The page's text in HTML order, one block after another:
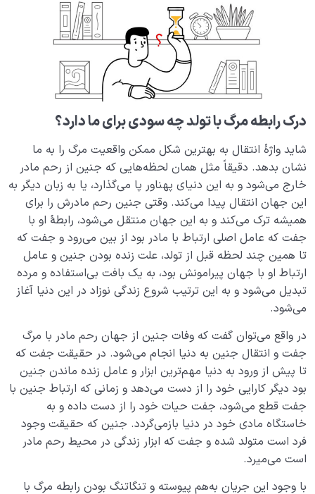
درک رابطه مرگ با تولد چه سودی برای ما دارد؟
شاید واژۀ انتقال به بهترین شکل ممکن واقعیت مرگ را به ما
نشان ‌بدهد. دقیقاً مثل همان لحظه‌هایی که جنین از رحم مادر
خارج می‌شود و به این دنیای پهناور پا می‌گذارد، یا به زبان دیگر به
این جهان انتقال پیدا می‌کند. وقتی جنین رحم مادرش را برای
همیشه ترک می‌کند و به این جهان منتقل می‌شود، رابطۀ او با
جفت که عامل اصلی ارتباط با مادر بود از بین می‌رود و جفت که
تا همین چند لحظه قبل از تولد، علت زنده‌ بودن جنین و عامل
ارتباط او با جهان پیرامونش بود، به یک بافت بی‌استفاده و مرده
تبدیل می‌شود و به این ترتیب شروع زندگی نوزاد در این دنیا آغاز
می‌شود.
در واقع می‌توان گفت که وفات جنین از جهان رحم مادر با مرگ
جفت و انتقال جنین به دنیا انجام می‌شود. در حقیقت جفت که
تا پیش از ورود به دنیا مهم‌ترین ابزار و عامل زنده ماندن جنین
بود دیگر کارایی خود را از دست می‌دهد و زمانی که ارتباط جنین با
جفت قطع می‌شود، جفت حیات خود را از دست داده و به
خاستگاه مادی خود در دنیا بازمی‌گردد. جنین که حقیقت وجود
فرد است متولد شده و جفت که ابزار زندگی در محیط رحم مادر
است می‌میرد.
با وجود این جریان به‌هم پیوسته و تنگاتنگ بودن رابطه مرگ با